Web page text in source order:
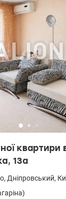
укриття. Пішки
хвилин на авто. На
—
дитячі садки,
на будь-який
фітнес-
пишіть Viber/
та
Русанівська
Марина, тел.: 063
квартири
13а
, Дніпровський,